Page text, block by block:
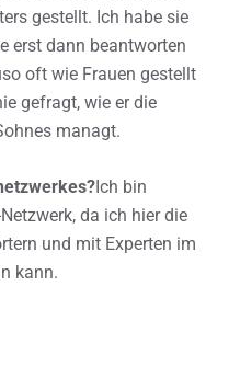
gestellt. Ich habe sie
erst dann beantworten
oft wie Frauen gestellt
gefragt, wie er die
managt.
Ich bin
da ich hier die
und mit Experten im
kann.